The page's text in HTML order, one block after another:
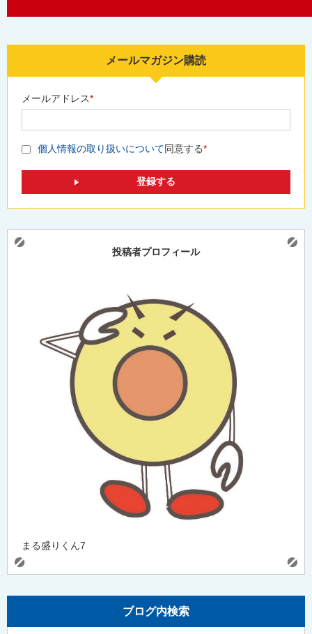
メールマガジン購読
メールアドレス*
個人情報の取り扱いについて同意する*
投稿者プロフィール
まる盛りくん7
ブログ内検索